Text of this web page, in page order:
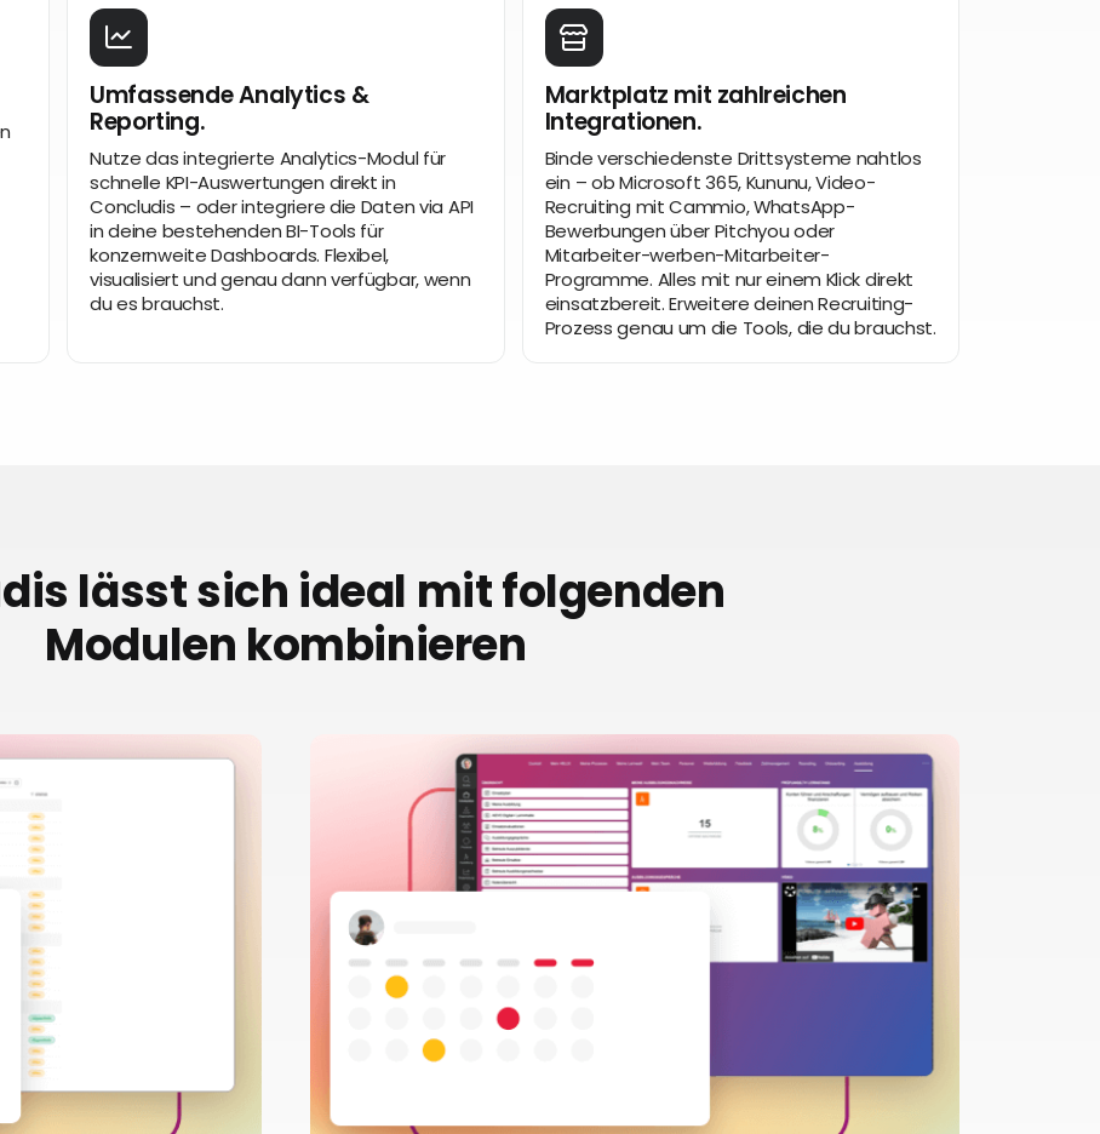
Umfassende Analytics &
Reporting.
Nutze das integrierte Analytics-Modul für
schnelle KPI-Auswertungen direkt in
Concludis – oder integriere die Daten via API
in deine bestehenden BI-Tools für
konzernweite Dashboards. Flexibel,
visualisiert und genau dann verfügbar, wenn
du es brauchst.
Marktplatz mit zahlreichen
Integrationen.
Binde verschiedenste Drittsysteme nahtlos
ein – ob Microsoft 365, Kununu, Video-
Recruiting mit Cammio, WhatsApp-
Bewerbungen über Pitchyou oder
Mitarbeiter-werben-Mitarbeiter-
Programme. Alles mit nur einem Klick direkt
einsatzbereit. Erweitere deinen Recruiting-
Prozess genau um die Tools, die du brauchst.
lässt sich ideal mit folgenden
Modulen kombinieren